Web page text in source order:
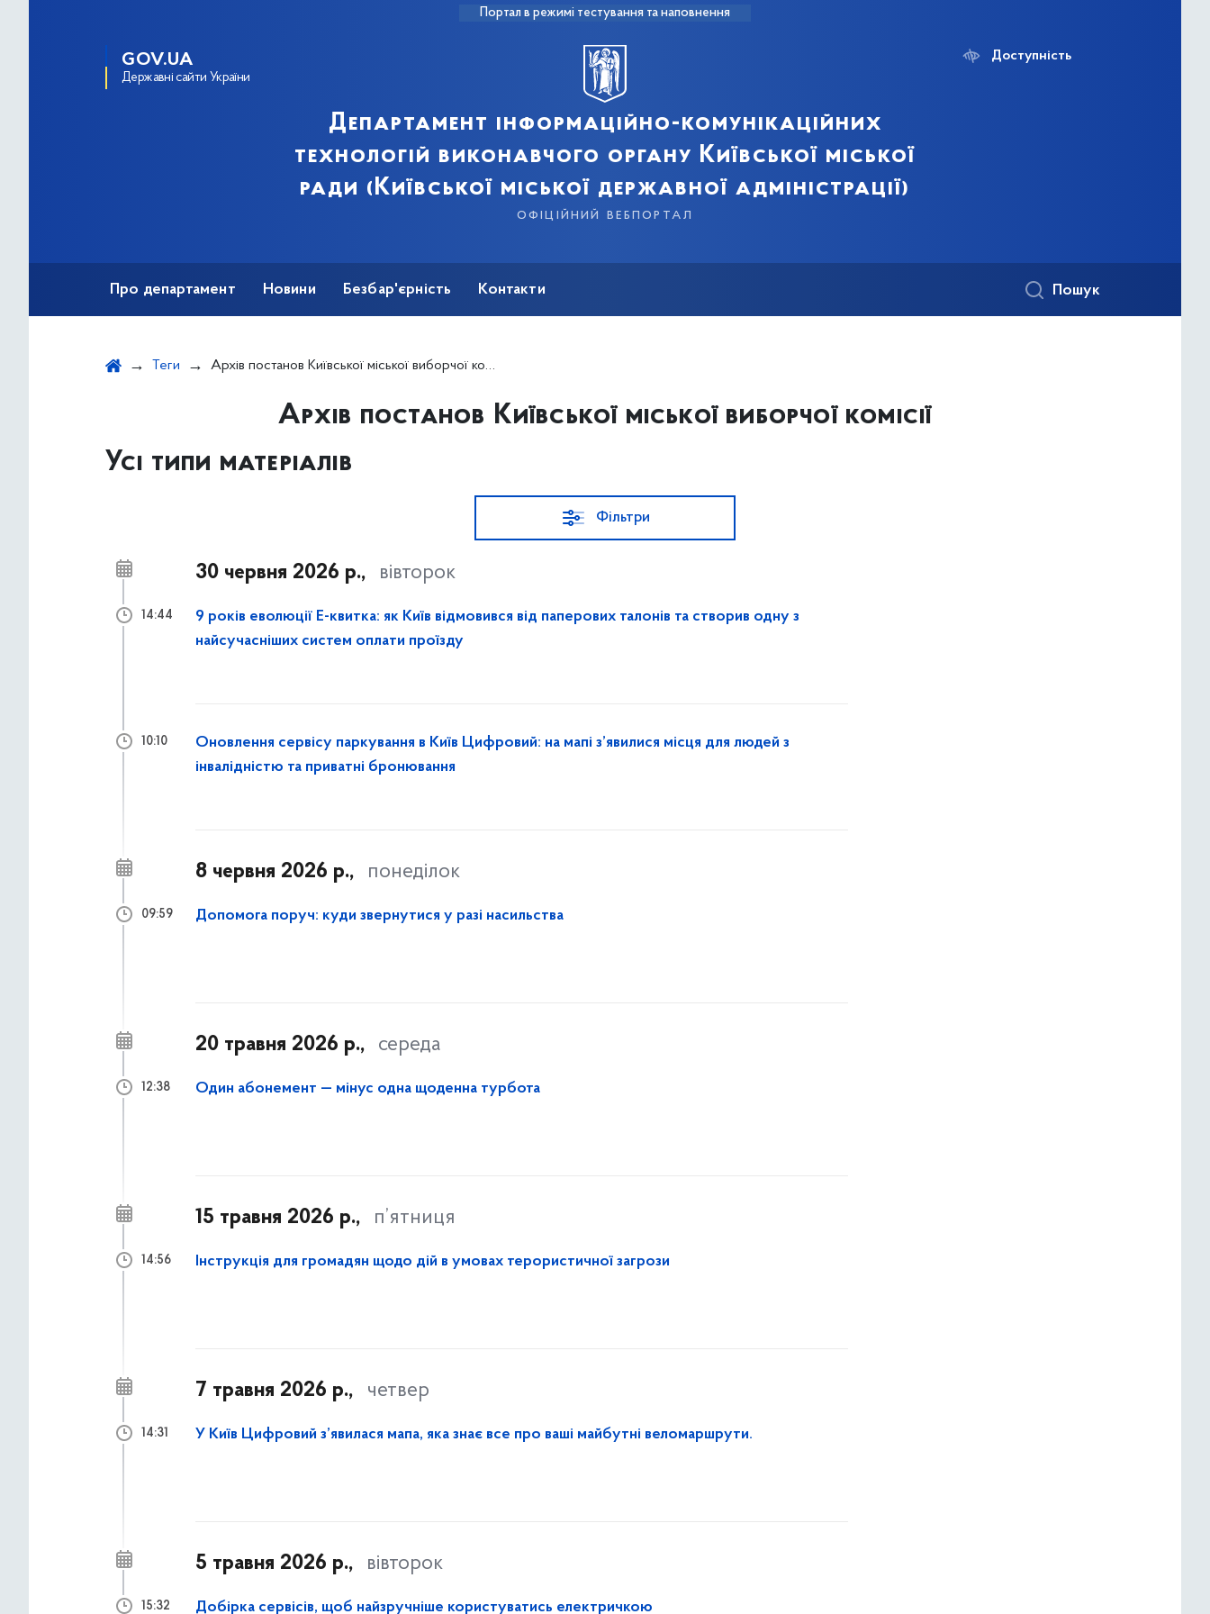
Портал в режимі тестування та наповнення
GOV.UA
Державні сайти України
Департамент інформаційно-комунікаційних
технологій виконавчого органу Київської міської
ради (Київської міської державної адміністрації)
офіційний вебпортал
Доступність
Про департамент Новини Безбар'єрність Контакти Пошук
Теги Архів постанов Київської міської виборчої комісії
Архів постанов Київської міської виборчої комісії
Усі типи матеріалів
Фільтри
30 червня 2026 р., вівторок
9 років еволюції Е-квитка: як Київ відмовився від паперових талонів та створив одну з
найсучасніших систем оплати проїзду
14:44
Оновлення сервісу паркування в Київ Цифровий: на мапі з’явилися місця для людей з
інвалідністю та приватні бронювання
10:10
8 червня 2026 р., понеділок
Допомога поруч: куди звернутися у разі насильства
09:59
20 травня 2026 р., середа
Один абонемент — мінус одна щоденна турбота
12:38
15 травня 2026 р., п’ятниця
Інструкція для громадян щодо дій в умовах терористичної загрози
14:56
7 травня 2026 р., четвер
У Київ Цифровий з’явилася мапа, яка знає все про ваші майбутні веломаршрути.
14:31
5 травня 2026 р., вівторок
Добірка сервісів, щоб найзручніше користуватись електричкою
15:32